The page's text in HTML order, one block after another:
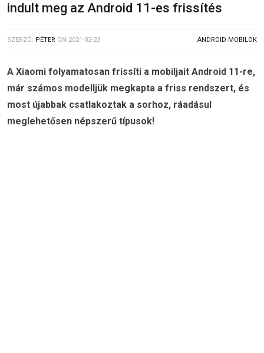
indult meg az Android 11-es frissítés
SZERZŐ: PÉTER ON 2021-02-23 ANDROID MOBILOK
A Xiaomi folyamatosan frissíti a mobiljait Android 11-re,
már számos modelljük megkapta a friss rendszert, és
most újabbak csatlakoztak a sorhoz, ráadásul
meglehetősen népszerű típusok!